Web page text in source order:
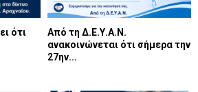
ότι
Από τη Δ.Ε.Υ.Α.Ν.
ανακοινώνεται ότι σήμερα την
27ην...